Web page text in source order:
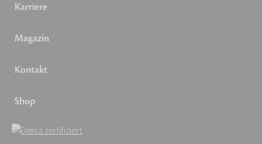
Karriere
Magazin
Kontakt
Shop